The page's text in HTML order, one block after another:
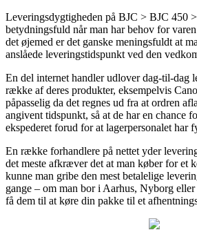
Leveringsdygtigheden på BJC > BJC 450
betydningsfuld når man har behov for
det øjemed er det ganske meningsfuldt at
anslåede leveringstidspunkt ved den
En del internet handler udlover dag-til-dag
række af deres produkter, eksempelvis
påpasselig da det regnes ud fra at ordren
angivent tidspunkt, så at de har en chance
ekspederet forud for at lagerpersonalet har
En række forhandlere på nettet yder
det meste afkræver det at man køber for et
kunne man gribe den mest betalelige
gange – om man bor i Aarhus, Nyborg
få dem til at køre din pakke til et